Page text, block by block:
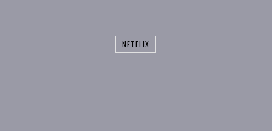
NETFLIX